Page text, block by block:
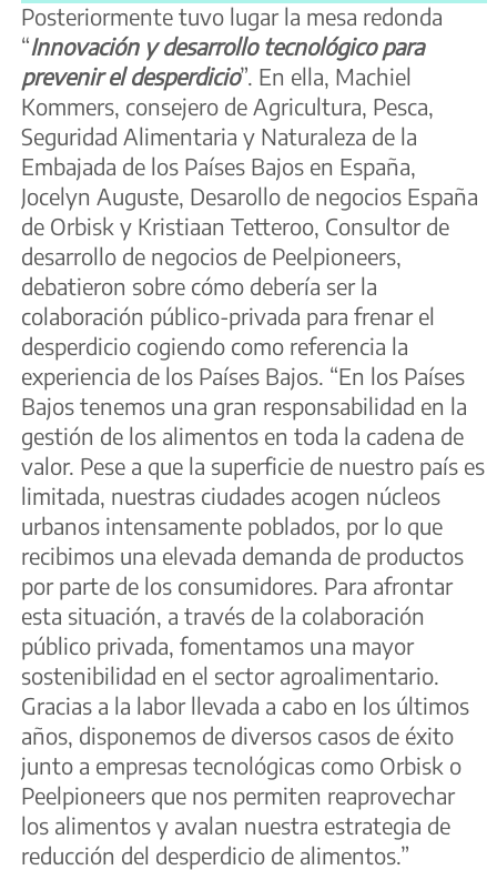
Posteriormente tuvo lugar la mesa redonda
“Innovación y desarrollo tecnológico para
prevenir el desperdicio”. En ella, Machiel
Kommers, consejero de Agricultura, Pesca,
Seguridad Alimentaria y Naturaleza de la
Embajada de los Países Bajos en España,
Jocelyn Auguste, Desarollo de negocios España
de Orbisk y Kristiaan Tetteroo, Consultor de
desarrollo de negocios de Peelpioneers,
debatieron sobre cómo debería ser la
colaboración público-privada para frenar el
desperdicio cogiendo como referencia la
experiencia de los Países Bajos. “En los Países
Bajos tenemos una gran responsabilidad en la
gestión de los alimentos en toda la cadena de
valor. Pese a que la superficie de nuestro país es
limitada, nuestras ciudades acogen núcleos
urbanos intensamente poblados, por lo que
recibimos una elevada demanda de productos
por parte de los consumidores. Para afrontar
esta situación, a través de la colaboración
público privada, fomentamos una mayor
sostenibilidad en el sector agroalimentario.
Gracias a la labor llevada a cabo en los últimos
años, disponemos de diversos casos de éxito
junto a empresas tecnológicas como Orbisk o
Peelpioneers que nos permiten reaprovechar
los alimentos y avalan nuestra estrategia de
reducción del desperdicio de alimentos.”